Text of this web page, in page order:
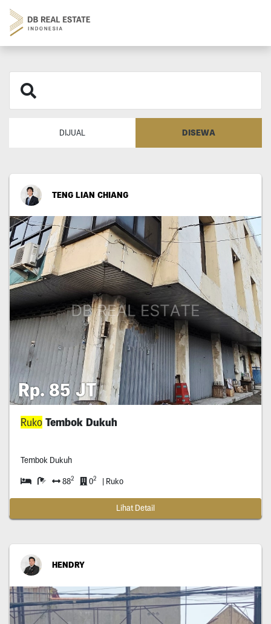
DIJUAL DISEWA
TENG LIAN CHIANG
Rp. 85 JT
RukoTembok Dukuh
Tembok Dukuh
882 02 | Ruko
Lihat Detail
HENDRY